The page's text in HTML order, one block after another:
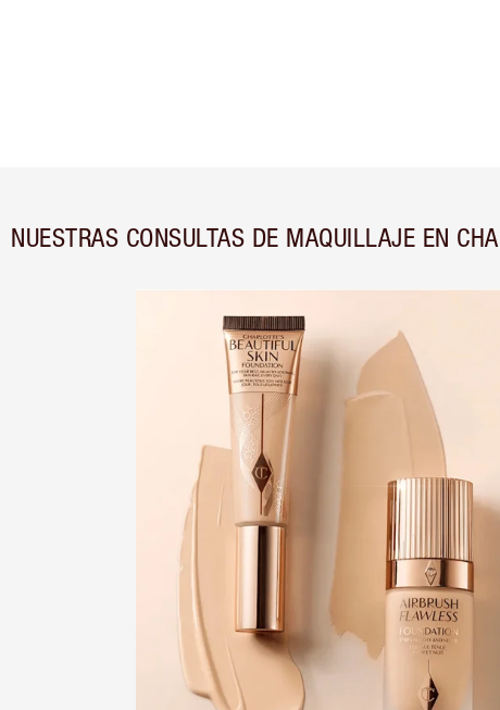
NUESTRAS CONSULTAS DE MAQUILLAJE EN